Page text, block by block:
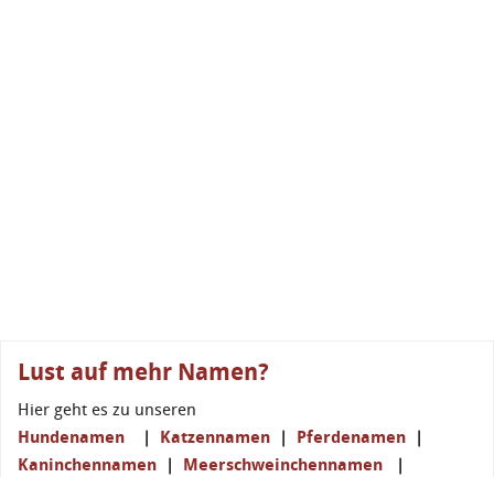
Lust auf mehr Namen?
Hier geht es zu unseren
Hundenamen | Katzennamen | Pferdenamen |
Kaninchennamen | Meerschweinchennamen |